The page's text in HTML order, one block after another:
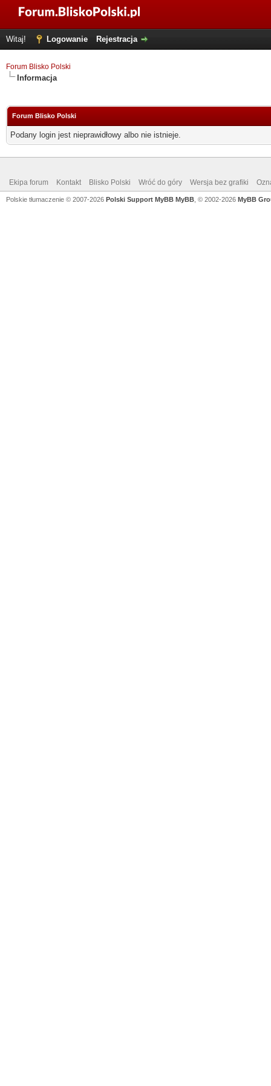
Witaj! Logowanie Rejestracja
Forum Blisko Polski
Informacja
Forum Blisko Polski
Podany login jest nieprawidłowy albo nie istnieje.
Ekipa forum Kontakt Blisko Polski Wróć do góry Wersja bez grafiki
Polskie tłumaczenie © 2007-2026 Polski Support MyBB MyBB , © 2002-2026 MyBB